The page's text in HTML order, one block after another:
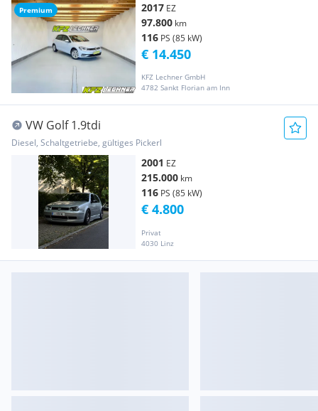
Premium 2017 EZ
97.800 km
116 PS (85 kW)
KFZ Lechner GmbH
4782 Sankt Florian am Inn
€ 14.450
VW Golf 1.9tdi
Diesel, Schaltgetriebe, gültiges Pickerl
2001 EZ
215.000 km
116 PS (85 kW)
Privat
4030 Linz
€ 4.800